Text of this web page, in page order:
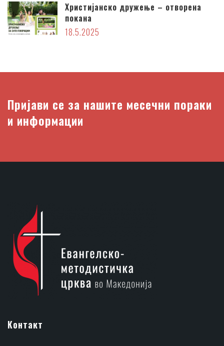
Христијанско дружење – отворена
покана
18.5.2025
Пријави се за нашите месечни пораки
и информации
Контакт